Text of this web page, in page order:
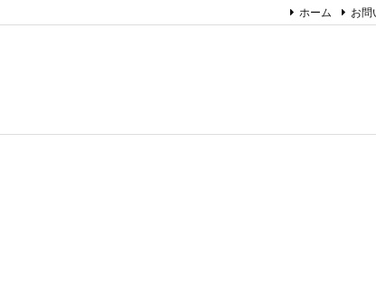
ホーム お問